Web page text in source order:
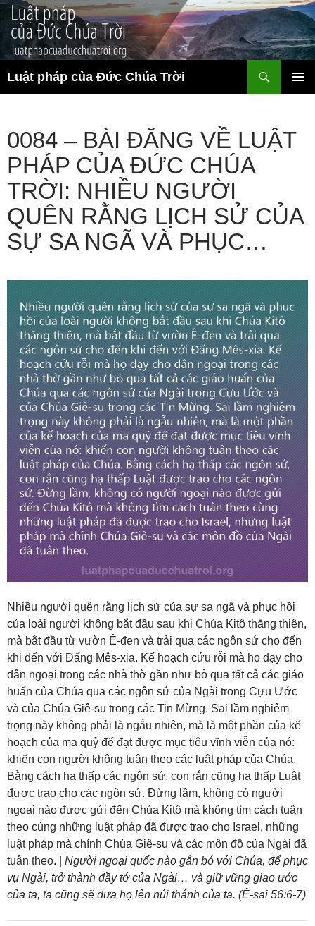
Chuyển
đến
nội
dung
Luật pháp của Đức Chúa Trời
kiếm
0084 – BÀI ĐĂNG VỀ LUẬT
PHÁP CỦA ĐỨC CHÚA
TRỜI: NHIỀU NGƯỜI
QUÊN RẰNG LỊCH SỬ CỦA
SỰ SA NGÃ VÀ PHỤC…
Nhiều người quên rằng lịch sử của sự sa ngã và phục hồi
của loài người không bắt đầu sau khi Chúa Kitô thăng thiên,
mà bắt đầu từ vườn Ê-đen và trải qua các ngôn sứ cho đến
khi đến với Đấng Mês-xia. Kế hoạch cứu rỗi mà họ dạy cho
dân ngoại trong các nhà thờ gần như bỏ qua tất cả các giáo
huấn của Chúa qua các ngôn sứ của Ngài trong Cựu Ước
và của Chúa Giê-su trong các Tin Mừng. Sai lầm nghiêm
trọng này không phải là ngẫu nhiên, mà là một phần của kế
hoạch của ma quỷ để đạt được mục tiêu vĩnh viễn của nó:
khiến con người không tuân theo các luật pháp của Chúa.
Bằng cách hạ thấp các ngôn sứ, con rắn cũng hạ thấp Luật
được trao cho các ngôn sứ. Đừng lầm, không có người
ngoại nào được gửi đến Chúa Kitô mà không tìm cách tuân
theo cùng những luật pháp đã được trao cho Israel, những
luật pháp mà chính Chúa Giê-su và các môn đồ của Ngài đã
tuân theo. | Người ngoại quốc nào gắn bó với Chúa, để phục
vụ Ngài, trở thành đầy tớ của Ngài… và giữ vững giao ước
của ta, ta cũng sẽ đưa họ lên núi thánh của ta. (Ê-sai 56:6-7)